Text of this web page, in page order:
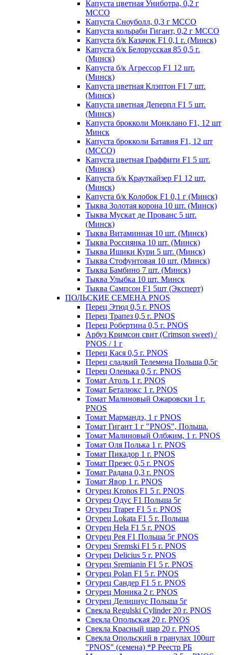
Капуста цветная Униботра, 0,2 г
МССО
Капуста Сноуболл, 0,3 г МССО
Капуста кольраби Гигант, 0,2 г МССО
Капуста б/к Казачок F1 0,1 г. (Минск)
Капуста б/к Белорусская 85 0,5 г.
(Минск)
Капуста б/к Агрессор F1 12 шт.
(Минск)
Капуста цветная Клэптон F1 7 шт.
(Минск)
Капуста цветная Деперпл F1 5 шт.
(Минск)
Капуста брокколи Монклано F1, 12 шт
Минск
Капуста брокколи Батавия F1, 12 шт
(МССО)
Капуста цветная Граффити F1 5 шт.
(Минск)
Капуста б/к Крауткайзер F1 12 шт.
(Минск)
Капуста б/к Колобок F1 0,1 г (Минск)
Тыква Золотая корона 10 шт. (Минск)
Тыква Мускат де Прованс 5 шт.
(Минск)
Тыква Витаминная 10 шт. (Минск)
Тыква Россиянка 10 шт. (Минск)
Тыква Ишики Кури 5 шт. (Минск)
Тыква Стофунтовая 10 шт. (Минск)
Тыква Бамбино 7 шт. (Минск)
Тыква Улыбка 10 шт. Минск
Тыква Сампсон F1 5шт (Эксперт)
ПОЛЬСКИЕ СЕМЕНА PNOS
Перец Этюд 0,5 г. PNOS
Перец Трапез 0,5 г. PNOS
Перец Робертина 0,5 г. PNOS
Арбуз Кримсон свит (Crimson sweet) /
PNOS / 1 г
Перец Кася 0,5 г. PNOS
Перец сладкий Телемена Польша 0,5г
Перец Оленька 0,5 г. PNOS
Томат Атоль 1 г. PNOS
Томат Беталюкс 1 г. PNOS
Томат Малиновый Ожаровски 1 г.
PNOS
Томат Мармандэ, 1 г PNOS
Томат Гигант 1 г "PNOS", Польша.
Томат Малиновый Олбжим, 1 г. PNOS
Томат Оля Полька 1 г. PNOS
Томат Пикадор 1 г. PNOS
Томат Презес 0,5 г. PNOS
Toмaт Рaдaнa 0,3 г. PNOS
Томат Явор 1 г. PNOS
Огурец Kronos F1 5 г. PNOS
Огурец Одус F1 Польша 5г
Огурец Traper F1 5 г. PNOS
Огурец Lokata F1 5 г. Польша
Огурец Hela F1 5 г. PNOS
Огурец Рея F1 Польша 5г PNOS
Огурец Sremski F1 5 г. PNOS
Огурец Delicius 5 г. PNOS
Огурец Sremianin F1 5 г. PNOS
Огурец Polan F1 5 г. PNOS
Огурец Сандер F1 5 г. PNOS
Огурец Моника 2 г. PNOS
Огурец Делициус Польша 5г
Свекла Regulski Cylinder 20 г. PNOS
Свекла Опольская 20 г. PNOS
Свекла Красный шар 20 г. PNOS
Свекла Опольский в гранулах 100шт
"PNOS" (семена) *Р Реестр РБ